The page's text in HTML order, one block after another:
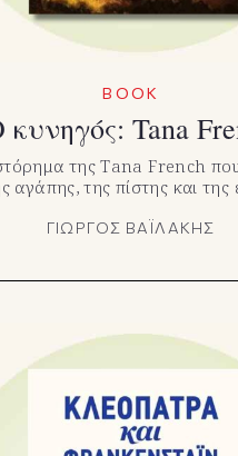
BOOK
κυνηγός: Tana
της Tana French
αγάπης, της πίστης και της
ΓΙΩΡΓΟΣ ΒΑΪΛΑΚΗΣ